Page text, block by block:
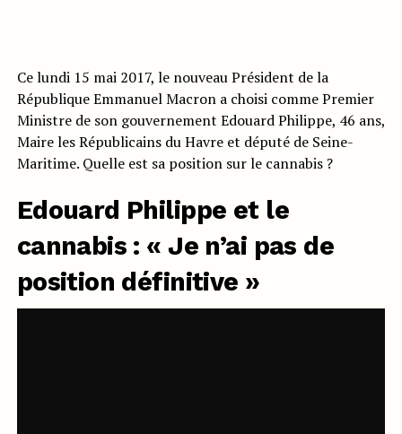
Ce lundi 15 mai 2017, le nouveau Président de la
République Emmanuel Macron a choisi comme Premier
Ministre de son gouvernement Edouard Philippe, 46 ans,
Maire les Républicains du Havre et député de Seine-
Maritime. Quelle est sa position sur le cannabis ?
Edouard Philippe et le
cannabis : « Je n’ai pas de
position définitive »